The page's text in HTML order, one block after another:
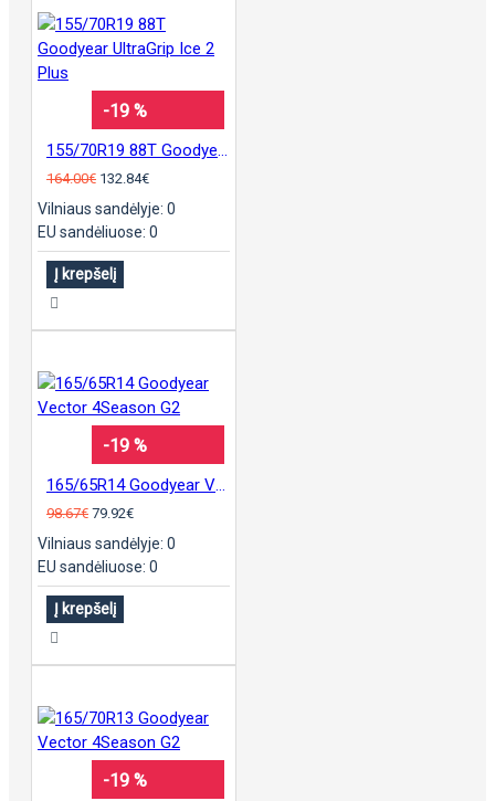
-19 %
164.00€ 132.84€
Vilniaus sandėlyje: 0
EU sandėliuose: 0
Į krepšelį
-19 %
98.67€ 79.92€
Vilniaus sandėlyje: 0
EU sandėliuose: 0
Į krepšelį
-19 %